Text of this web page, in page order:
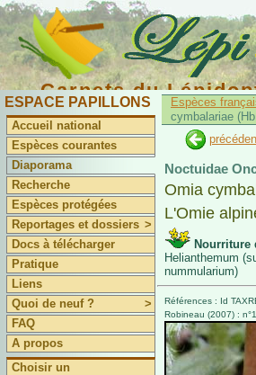
Carnets du
ESPACE PAPILLONS
Accueil national
Espèces courantes
Diaporama
Recherche
Espèces protégées
Reportages et dossiers >
Docs à télécharger
Pratique
Liens
Quoi de neuf ?
>
FAQ
A propos
Choisir un
Espèces
cymbalariae
Noctuidae
Omia
L'Omie
Nourriture
Helianthemum
nummularium)
Références : Id
Robineau (2007) :